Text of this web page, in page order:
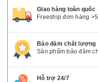
Giao hàng toàn quốc
Freeship đơn hàng
Bảo đảm chất lượng
Sản phẩm bảo đảm
Hỗ trợ 24/7